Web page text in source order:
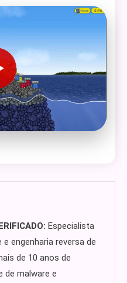
Especialista
engenharia reversa de
de 10 anos de
de malware e